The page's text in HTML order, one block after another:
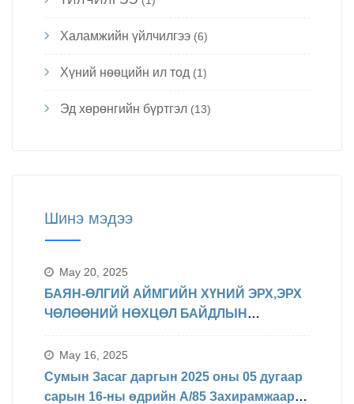
Халамжийн үйлчилгээ (6)
Хүний нөөцийн ил тод (1)
Эд хөрөнгийн бүртгэл (13)
Шинэ мэдээ
May 20, 2025
БАЯН-ӨЛГИЙ АЙМГИЙН ХҮНИЙ ЭРХ,ЭРХ
ЧӨЛӨӨНИЙ НӨХЦӨЛ БАЙДЛЫН
May 16, 2025
Сумын Засаг даргын 2025 оны 05 дугаар
сарын 16-ны өдрийн А/85 Захирамжаар